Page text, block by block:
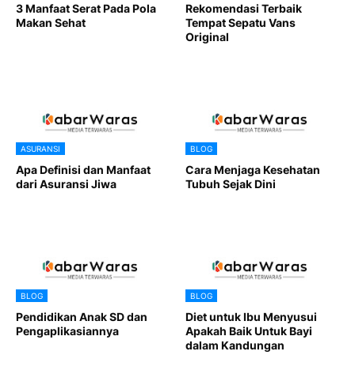
3 Manfaat Serat Pada Pola
Makan Sehat
Rekomendasi Terbaik
Tempat Sepatu Vans
Original
ASURANSI
Apa Definisi dan Manfaat
dari Asuransi Jiwa
BLOG
Cara Menjaga Kesehatan
Tubuh Sejak Dini
BLOG
Pendidikan Anak SD dan
Pengaplikasiannya
BLOG
Diet untuk Ibu Menyusui
Apakah Baik Untuk Bayi
dalam Kandungan